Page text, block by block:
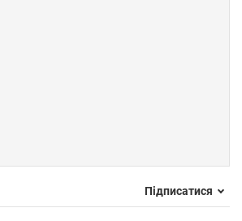
Підписатися